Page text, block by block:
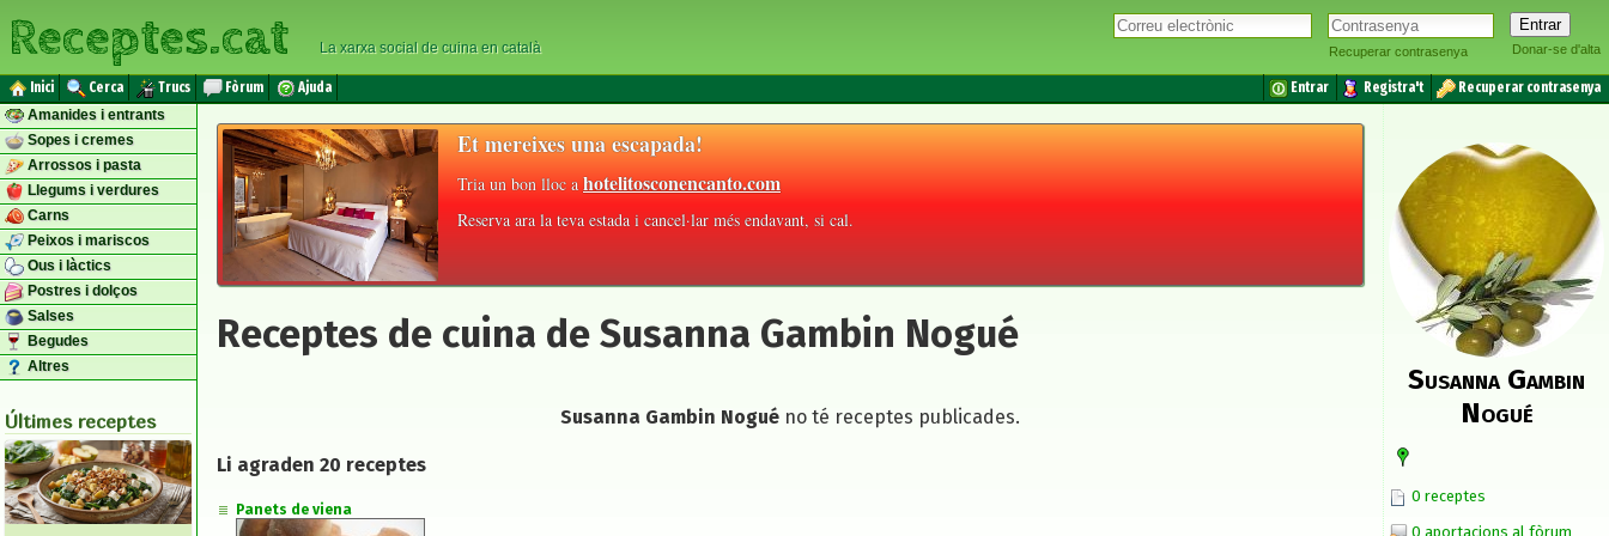
Recuperar contrasenya Donar-se d'alta
Receptes.cat La xarxa social de cuina en català
Inici Cerca Trucs Fòrum Ajuda Entrar Registra't
Recuperar contrasenya
Amanides i entrants
Sopes i cremes
Arrossos i pasta
Llegums i verdures
Carns
Peixos i mariscos
Ous i làctics
Postres i dolços
Salses
Begudes
Altres
Últimes receptes
Et mereixes una escapada!
Tria un bon lloc ahotelitosconencanto.com
Reserva ara la teva estada i cancel·lar més endavant, si cal.
Receptes de cuina de Susanna Gambin Nogué
Susanna Gambin Nogué no té receptes publicades.
Li agraden 20 receptes
Panets de viena
Susanna Gambin
Nogué
0 receptes
0 aportacions al fòrum